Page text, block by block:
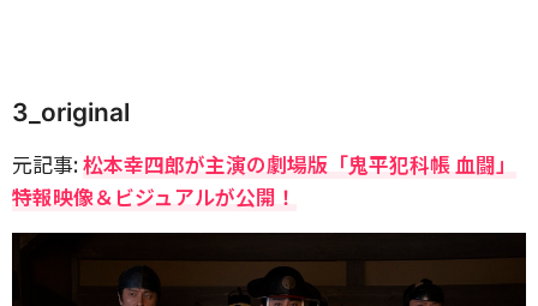
3_original
元記事:松本幸四郎が主演の劇場版「鬼平犯科帳 血闘」
特報映像＆ビジュアルが公開！